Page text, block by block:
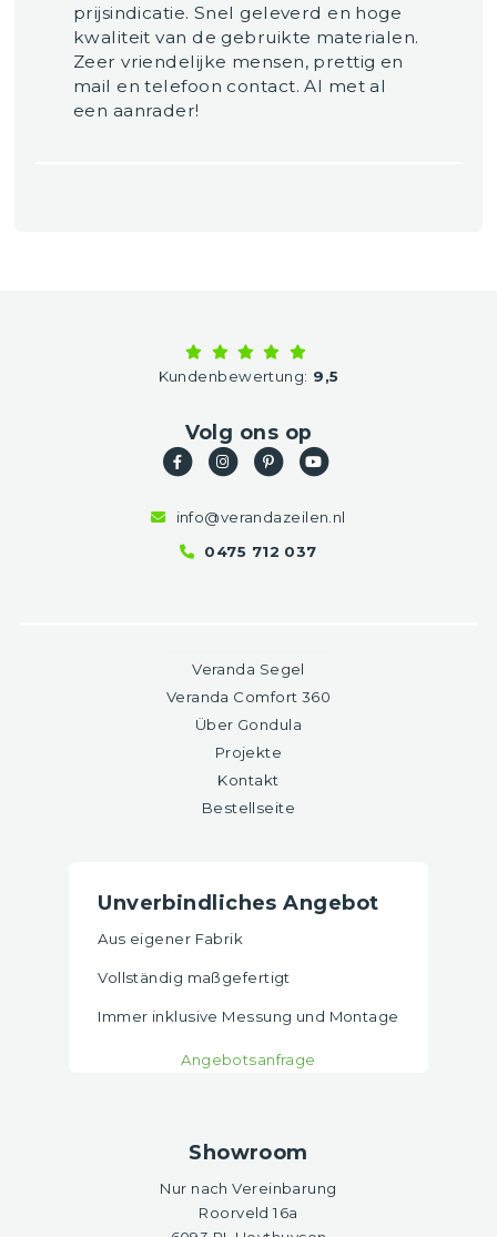
prijsindicatie. Snel geleverd en hoge
kwaliteit van de gebruikte materialen.
Zeer vriendelijke mensen, prettig en
mail en telefoon contact. Al met al
een aanrader!
Kundenbewertung: 9,5
Volg ons op
info@verandazeilen.nl
0475 712 037
Veranda Segel
Veranda Comfort 360
Über Gondula
Projekte
Kontakt
Bestellseite
Unverbindliches Angebot
Aus eigener Fabrik
Vollständig maßgefertigt
Immer inklusive Messung und Montage
Angebotsanfrage
Showroom
Nur nach Vereinbarung
Roorveld 16a